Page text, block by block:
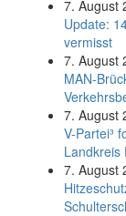
7. August
Update:
vermisst
7. August
MAN-
7. August
V-Partei­³
Land­kreis
7. August